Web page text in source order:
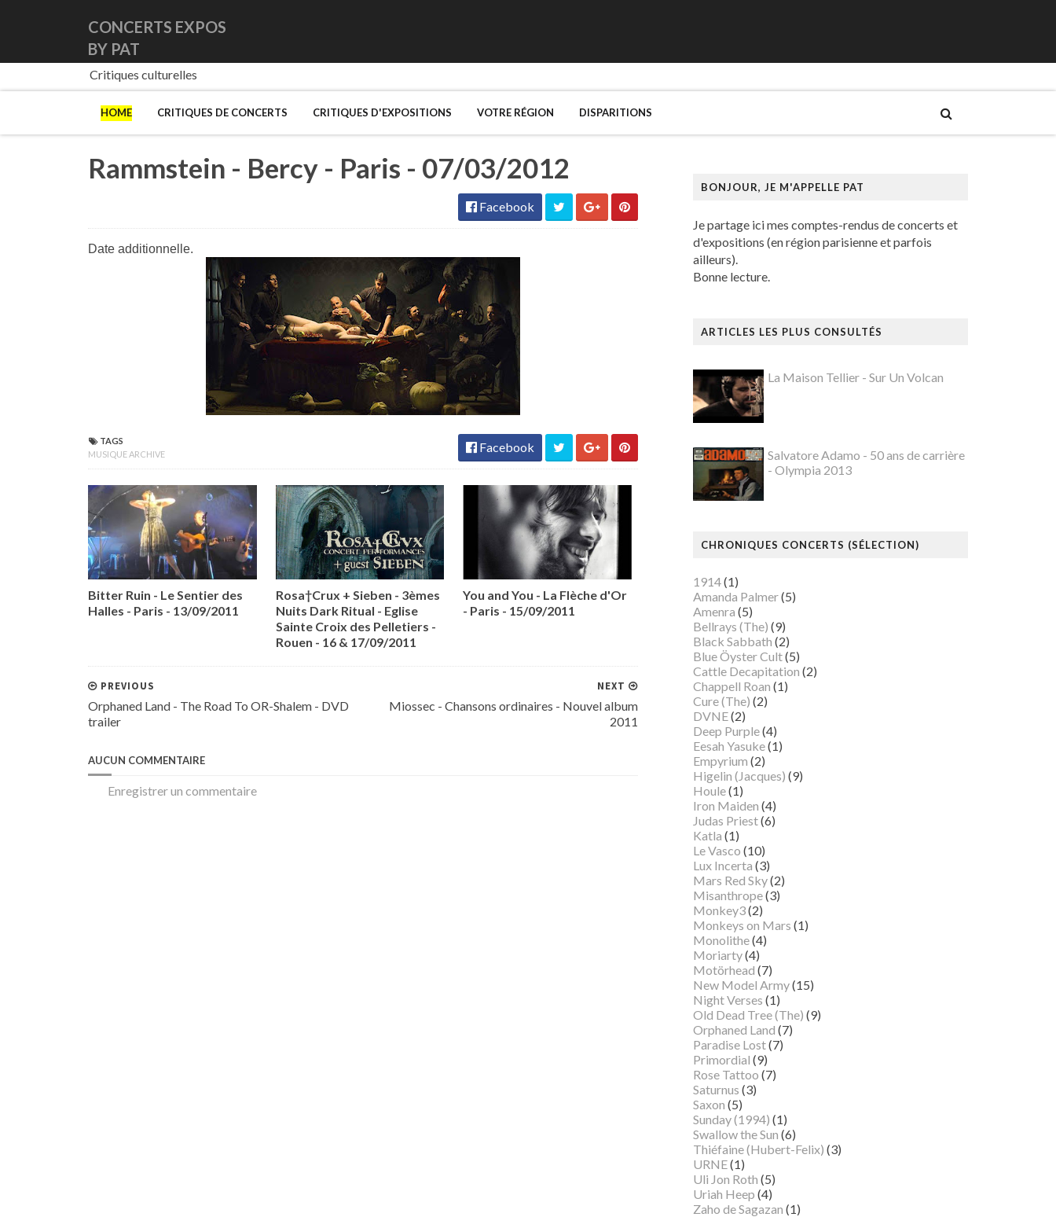
CONCERTS EXPOS
BY PAT
Critiques culturelles
HOME CRITIQUES DE CONCERTS CRITIQUES D'EXPOSITIONS VOTRE RÉGION DISPARITIONS
Rammstein - Bercy - Paris - 07/03/2012
Facebook
Date additionnelle.
TAGS
MUSIQUE ARCHIVE
Facebook
Bitter Ruin - Le Sentier des
Halles - Paris - 13/09/2011
Rosa†Crux + Sieben - 3èmes
Nuits Dark Ritual - Eglise
Sainte Croix des Pelletiers -
Rouen - 16 & 17/09/2011
You and You - La Flèche d'Or
- Paris - 15/09/2011
NEXT
Miossec - Chansons ordinaires - Nouvel album
2011
PREVIOUS
Orphaned Land - The Road To OR-Shalem - DVD
trailer
AUCUN COMMENTAIRE
Enregistrer un commentaire
BONJOUR, JE M'APPELLE PAT
Je partage ici mes comptes-rendus de concerts et
d'expositions (en région parisienne et parfois
ailleurs).
Bonne lecture.
ARTICLES LES PLUS CONSULTÉS
La Maison Tellier - Sur Un Volcan
Salvatore Adamo - 50 ans de carrière
- Olympia 2013
CHRONIQUES CONCERTS (SÉLECTION)
1914(1)
Amanda Palmer(5)
Amenra (5)
Bellrays (The) (9)
Black Sabbath (2)
Blue Öyster Cult(5)
Cattle Decapitation (2)
Chappell Roan (1)
Cure (The) (2)
DVNE(2)
Deep Purple(4)
Eesah Yasuke(1)
Empyrium (2)
Higelin (Jacques) (9)
Houle(1)
Iron Maiden (4)
Judas Priest(6)
Katla (1)
Le Vasco (10)
Lux Incerta (3)
Mars Red Sky(2)
Misanthrope(3)
Monkey3(2)
Monkeys on Mars (1)
Monolithe(4)
Moriarty(4)
Motörhead (7)
New Model Army(15)
Night Verses (1)
Old Dead Tree (The) (9)
Orphaned Land (7)
Paradise Lost(7)
Primordial (9)
Rose Tattoo (7)
Saturnus (3)
Saxon (5)
Sunday (1994) (1)
Swallow the Sun (6)
Thiéfaine (Hubert-Felix) (3)
URNE(1)
Uli Jon Roth (5)
Uriah Heep (4)
Zaho de Sagazan (1)